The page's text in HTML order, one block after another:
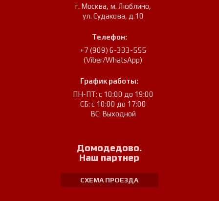
г. Москва, м. Люблино,
ул. Судакова, д.10
Телефон:
+7 (909) 6-333-555
(Viber/WhatsApp)
График работы:
ПН-ПТ: с 10:00 до 19:00
СБ: с 10:00 до 17:00
ВС: Выходной
Домодедово.
Наш партнер
СХЕМА ПРОЕЗДА